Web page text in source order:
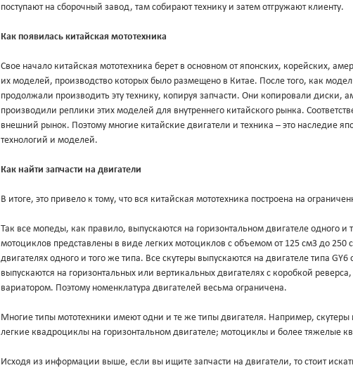
поступают на сборочный завод, там собирают технику и затем отгружают клиенту.
Как появилась китайская мототехника
Свое начало китайская мототехника берет в основном от японских, корейских,
их моделей, производство которых было размещено в Китае. После того, как
продолжали производить эту технику, копируя запчасти. Они копировали диски,
производили реплики этих моделей для внутреннего китайского рынка.
внешний рынок. Поэтому многие китайские двигатели и техника – это наследие
технологий и моделей.
Как найти запчасти на двигатели
В итоге, это привело к тому, что вся китайская мототехника построена на
Так все мопеды, как правило, выпускаются на горизонтальном двигателе одного и
мотоциклов представлены в виде легких мотоциклов с объемом от 125 см3 до 250
двигателях одного и того же типа. Все скутеры выпускаются на двигателе типа
выпускаются на горизонтальных или вертикальных двигателях с коробкой
вариатором. Поэтому номенклатура двигателей весьма ограничена.
Многие типы мототехники имеют одни и те же типы двигателя. Например,
легкие квадроциклы на горизонтальном двигателе; мотоциклы и более тяжелые
Исходя из информации выше, если вы ищите запчасти на двигатели, то стоит